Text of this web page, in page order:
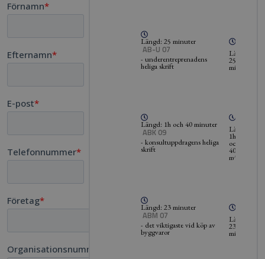
Längd: 25 minuter
AB-U 07
- underentreprenadens
heliga skrift
Längd:
25
minuter
Längd: 1h och 40 minuter
ABK 09
- konsultuppdragens heliga
skrift
Längd:
1h
och
40
minuter
Längd: 23 minuter
ABM 07
- det viktigaste vid köp av
byggvaror
Längd:
23
minuter